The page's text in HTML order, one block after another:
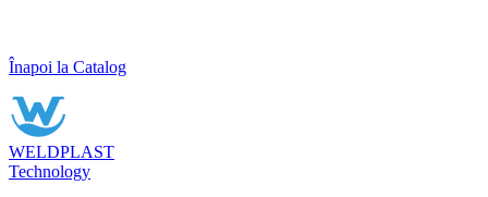
Înapoi la Catalog
WELDPLAST
Technology